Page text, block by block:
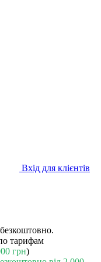
Вхід для клієнтів
тарифам
грн)